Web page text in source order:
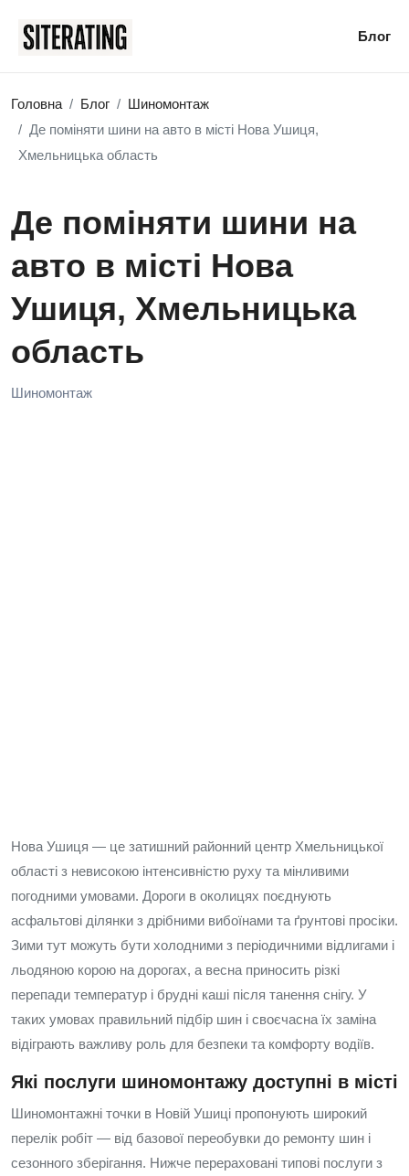
Блог
Головна Блог
Шиномонтаж
Де поміняти шини на авто в місті Нова Ушиця,
Хмельницька область
Де поміняти шини на
авто в місті Нова
Ушиця, Хмельницька
область
Шиномонтаж
Нова Ушиця — це затишний районний центр Хмельницької
області з невисокою інтенсивністю руху та мінливими
погодними умовами. Дороги в околицях поєднують
асфальтові ділянки з дрібними вибоїнами та ґрунтові просіки.
Зими тут можуть бути холодними з періодичними відлигами і
льодяною корою на дорогах, а весна приносить різкі
перепади температур і брудні каші після танення снігу. У
таких умовах правильний підбір шин і своєчасна їх заміна
відіграють важливу роль для безпеки та комфорту водіїв.
Які послуги шиномонтажу доступні в місті
Шиномонтажні точки в Новій Ушиці пропонують широкий
перелік робіт — від базової переобувки до ремонту шин і
сезонного зберігання. Нижче перераховані типові послуги з